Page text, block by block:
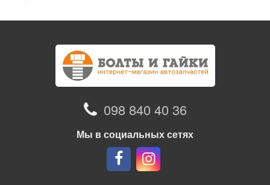
098 840 40 36
Мы в социальных сетях